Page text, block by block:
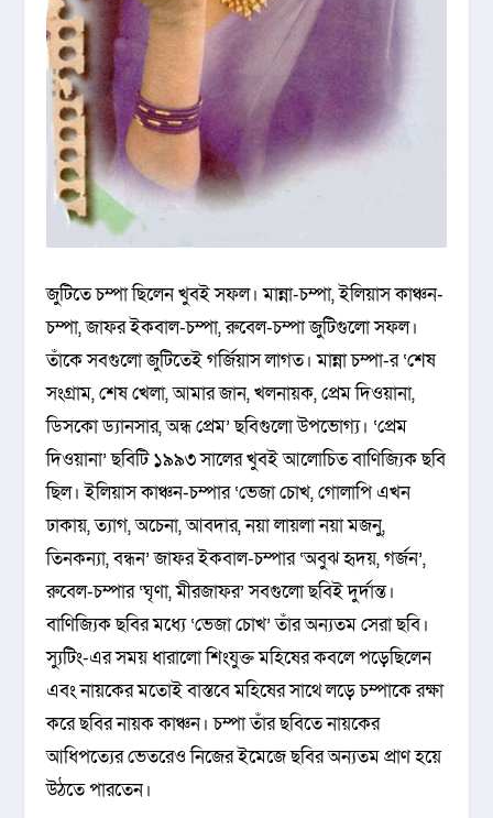
জুটিতে চম্পা ছিলেন খুবই সফল। মান্না-চম্পা, ইলিয়াস কাঞ্চন-
চম্পা, জাফর ইকবাল-চম্পা, রুবেল-চম্পা জুটিগুলো সফল।
তাঁকে সবগুলো জুটিতেই গর্জিয়াস লাগত। মান্না চম্পা-র ‘শেষ
সংগ্রাম, শেষ খেলা, আমার জান, খলনায়ক, প্রেম দিওয়ানা,
ডিসকো ড্যানসার, অন্ধ প্রেম’ ছবিগুলো উপভোগ্য। ‘প্রেম
দিওয়ানা’ ছবিটি ১৯৯৩ সালের খুবই আলোচিত বাণিজ্যিক ছবি
ছিল। ইলিয়াস কাঞ্চন-চম্পার ‘ভেজা চোখ, গোলাপি এখন
ঢাকায়, ত্যাগ, অচেনা, আবদার, নয়া লায়লা নয়া মজনু,
তিনকন্যা, বন্ধন’ জাফর ইকবাল-চম্পার ‘অবুঝ হৃদয়, গর্জন’,
রুবেল-চম্পার ‘ঘৃণা, মীরজাফর’ সবগুলো ছবিই দুর্দান্ত।
বাণিজ্যিক ছবির মধ্যে ‘ভেজা চোখ’ তাঁর অন্যতম সেরা ছবি।
স্যুটিং-এর সময় ধারালো শিংযুক্ত মহিষের কবলে পড়েছিলেন
এবং নায়কের মতোই বাস্তবে মহিষের সাথে লড়ে চম্পাকে রক্ষা
করে ছবির নায়ক কাঞ্চন। চম্পা তাঁর ছবিতে নায়কের
আধিপত্যের ভেতরেও নিজের ইমেজে ছবির অন্যতম প্রাণ হয়ে
উঠতে পারতেন।